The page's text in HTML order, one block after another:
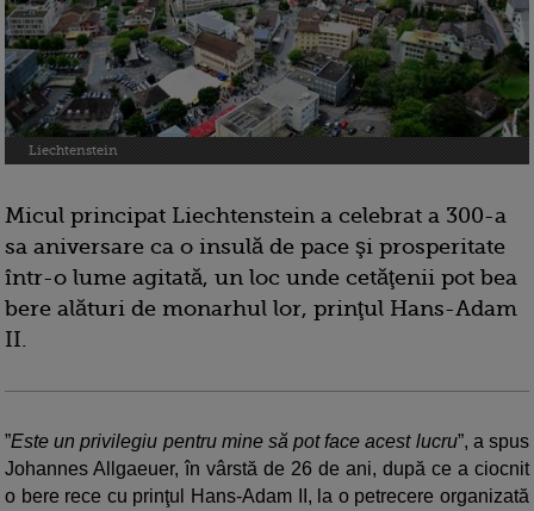
Liechtenstein
Micul principat Liechtenstein a celebrat a 300-a
sa aniversare ca o insulă de pace şi prosperitate
într-o lume agitată, un loc unde cetăţenii pot bea
bere alături de monarhul lor, prinţul Hans-Adam
II.
”Este un privilegiu pentru mine să pot face acest lucru”, a spus
Johannes Allgaeuer, în vârstă de 26 de ani, după ce a ciocnit
o bere rece cu prinţul Hans-Adam II, la o petrecere organizată